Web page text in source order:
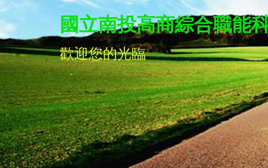
國立南投高商綜合職能
歡迎您的光臨